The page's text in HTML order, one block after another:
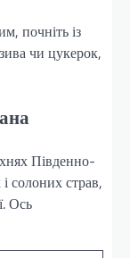
почніть із
чи цукерок,
Південно-
солоних страв,
Ось